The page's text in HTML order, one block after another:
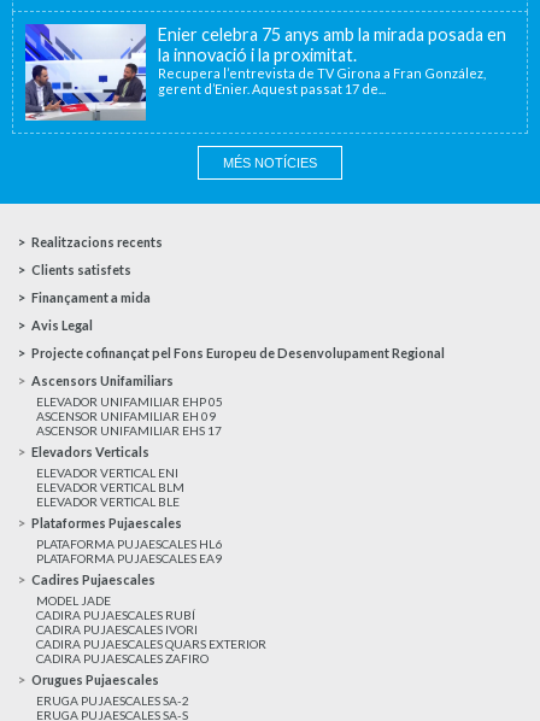
Enier celebra 75 anys amb la mirada posada en
la innovació i la proximitat.
Recupera l’entrevista de TV Girona a Fran González,
gerent d’Enier. Aquest passat 17 de...
MÉS NOTÍCIES
Realitzacions recents
Clients satisfets
Finançament a mida
Avis Legal
Projecte cofinançat pel Fons Europeu de Desenvolupament Regional
Ascensors Unifamiliars
ELEVADOR UNIFAMILIAR EHP 05
ASCENSOR UNIFAMILIAR EH 09
ASCENSOR UNIFAMILIAR EHS 17
Elevadors Verticals
ELEVADOR VERTICAL ENI
ELEVADOR VERTICAL BLM
ELEVADOR VERTICAL BLE
Plataformes Pujaescales
PLATAFORMA PUJAESCALES HL6
PLATAFORMA PUJAESCALES EA9
Cadires Pujaescales
MODEL JADE
CADIRA PUJAESCALES RUBÍ
CADIRA PUJAESCALES IVORI
CADIRA PUJAESCALES QUARS EXTERIOR
CADIRA PUJAESCALES ZAFIRO
Orugues Pujaescales
ERUGA PUJAESCALES SA-2
ERUGA PUJAESCALES SA-S